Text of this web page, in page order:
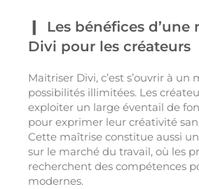
Les bénéfices d’une
Divi pour les créateurs
Maitriser Divi, c’est s’ouvrir à un
possibilités illimitées. Les
exploiter un large éventail de
pour exprimer leur créativité
Cette maîtrise constitue aussi
sur le marché du travail, où les
recherchent des compétences
modernes.